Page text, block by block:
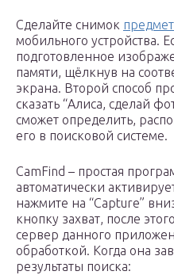
Сделайте снимок
мобильного устройства.
подготовленное
памяти, щёлкнув на
экрана. Второй способ
сказать “Алиса, сделай
сможет определить,
его в поисковой системе.
CamFind – простая
автоматически
нажмите на “Capture”
кнопку захват, после
сервер данного
обработкой. Когда она
результаты поиска: